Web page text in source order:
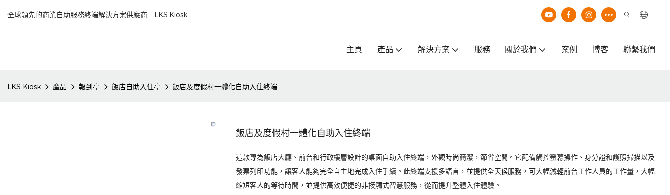
全球領先的商業自助服務終端解決方案供應商－LKS Kiosk
主頁 產品 解決方案 服務 關於我們 案例 博客 聯繫我們
LKS Kiosk 產品 報到亭 飯店自助入住亭 飯店及度假村一體化自助入住終端
飯店及度假村一體化自助入住終端
這款專為飯店大廳、前台和行政樓層設計的桌面自助入住終端，外觀時尚簡潔，節省空間。它配備觸控螢幕操作、身分證和護照掃描以及
發票列印功能，讓客人能夠完全自主地完成入住手續。此終端支援多語言，並提供全天候服務，可大幅減輕前台工作人員的工作量，大幅
縮短客人的等待時間，並提供高效便捷的非接觸式智慧服務，從而提升整體入住體驗。